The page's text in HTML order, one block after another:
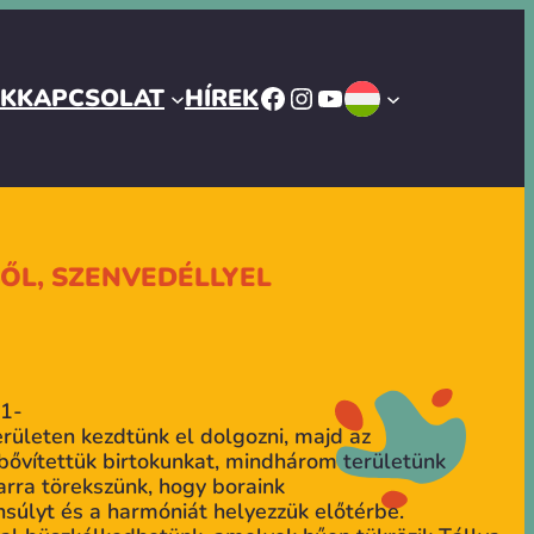
KAPCSOLAT HÍREKFACEBOOK
INSTAGRAM
YOUTUBE
SZENVEDÉLLYEL
kezdtünk el dolgozni, majd az
birtokunkat, mindhárom területünk
törekszünk, hogy boraink
és a harmóniát helyezzük előtérbe.